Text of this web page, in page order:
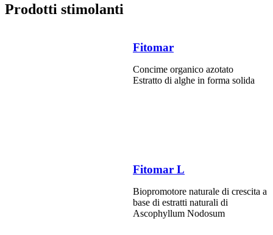
Prodotti stimolanti
Fitomar
Concime organico azotato
Estratto di alghe in forma solida
Fitomar L
Biopromotore naturale di crescita a
base di estratti naturali di
Ascophyllum Nodosum